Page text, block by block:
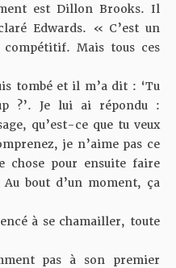
est Dillon Brooks. Il
Edwards. « C’est un
compétitif. Mais tous ces
tombé et il m’a dit : ‘Tu
?’. Je lui ai répondu :
qu’est-ce que tu veux
je n’aime pas ce
chose pour ensuite faire
bout d’un moment, ça
à se chamailler, toute
pas à son premier